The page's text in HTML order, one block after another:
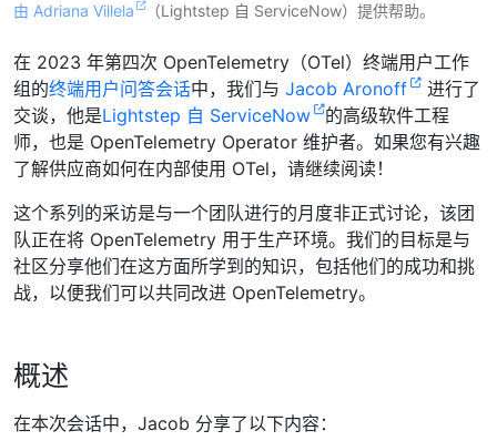
由 Adriana Villela （Lightstep 自 ServiceNow）提供帮助。
在 2023 年第四次 OpenTelemetry（OTel）终端用户工作
组的终端用户问答会话中，我们与 Jacob Aronoff
进行了
交谈，他是Lightstep 自 ServiceNow
的高级软件工程
师，也是 OpenTelemetry Operator 维护者。如果您有兴趣
了解供应商如何在内部使用 OTel，请继续阅读！
这个系列的采访是与一个团队进行的月度非正式讨论，该团
队正在将 OpenTelemetry 用于生产环境。我们的目标是与
社区分享他们在这方面所学到的知识，包括他们的成功和挑
战，以便我们可以共同改进 OpenTelemetry。
概述
在本次会话中，Jacob 分享了以下内容：